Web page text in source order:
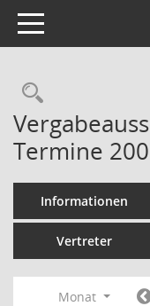
Toggle navigation
Termine
Informationen
Vertreter
Monat